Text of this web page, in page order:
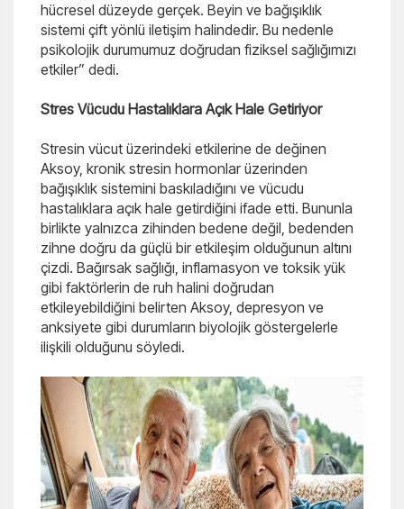
hücresel düzeyde gerçek. Beyin ve bağışıklık
sistemi çift yönlü iletişim halindedir. Bu nedenle
psikolojik durumumuz doğrudan fiziksel sağlığımızı
etkiler” dedi.
Stres Vücudu Hastalıklara Açık Hale Getiriyor
Stresin vücut üzerindeki etkilerine de değinen
Aksoy, kronik stresin hormonlar üzerinden
bağışıklık sistemini baskıladığını ve vücudu
hastalıklara açık hale getirdiğini ifade etti. Bununla
birlikte yalnızca zihinden bedene değil, bedenden
zihne doğru da güçlü bir etkileşim olduğunun altını
çizdi. Bağırsak sağlığı, inflamasyon ve toksik yük
gibi faktörlerin de ruh halini doğrudan
etkileyebildiğini belirten Aksoy, depresyon ve
anksiyete gibi durumların biyolojik göstergelerle
ilişkili olduğunu söyledi.